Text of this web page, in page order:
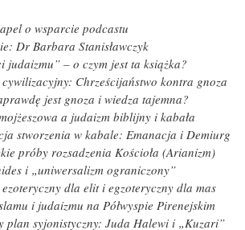
o wsparcie podcastu
Dr Barbara Stanisławczyk
– o czym jest ta książka?
Chrześcijaństwo kontra gnoza
jest gnoza i wiedza tajemna?
a judaizm biblijny i kabała
stworzenia w kabale: Emanacja i Demiurg
próby rozsadzenia Kościoła (Arianizm)
i „uniwersalizm ograniczony”
dla elit i egzoteryczny dla mas
i judaizmu na Półwyspie Pirenejskim
plan syjonistyczny: Juda Halewi i „Kuzari”